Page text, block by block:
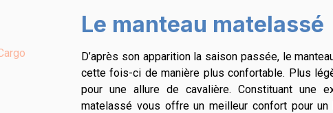
Le manteau matelassé
D’après son apparition la saison passée, le
cette fois-ci de manière plus confortable. Plus
pour une allure de cavalière. Constituant une
matelassé vous offre un meilleur confort pour